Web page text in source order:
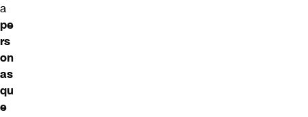
a
pe
rs
on
as
qu
e